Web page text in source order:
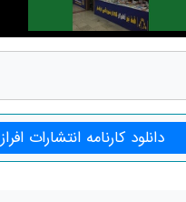
دانلود کارنامه انتشارات افراز